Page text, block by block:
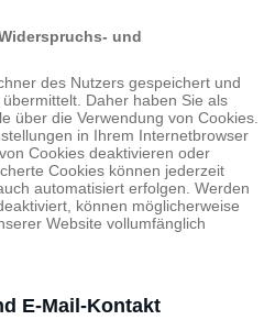
und
des Nutzers gespeichert und
Daher haben Sie als
über die Verwendung von Cookies.
in Ihrem Internetbrowser
Cookies deaktivieren oder
Cookies können jederzeit
automatisiert erfolgen. Werden
können möglicherweise
Website vollumfänglich
E-Mail-Kontakt